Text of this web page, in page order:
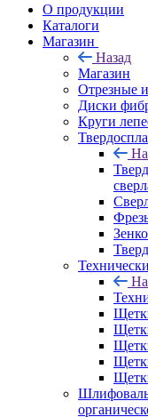
О продукции
Каталоги
Магазин
Назад
Магазин
Отрезные
Диски
Круги